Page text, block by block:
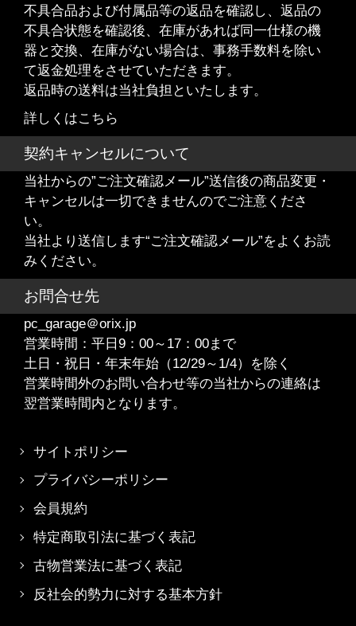
不具合品および付属品等の返品を確認し、返品の
不具合状態を確認後、在庫があれば同一仕様の機
器と交換、在庫がない場合は、事務手数料を除い
て返金処理をさせていただきます。
返品時の送料は当社負担といたします。
詳しくはこちら
契約キャンセルについて
当社からの”ご注文確認メール”送信後の商品変更・
キャンセルは一切できませんのでご注意くださ
い。
当社より送信します“ご注文確認メール”をよくお読
みください。
お問合せ先
pc_garage＠orix.jp
営業時間：平日9：00～17：00まで
土日・祝日・年末年始（12/29～1/4）を除く
営業時間外のお問い合わせ等の当社からの連絡は
翌営業時間内となります。
サイトポリシー
プライバシーポリシー
会員規約
特定商取引法に基づく表記
古物営業法に基づく表記
反社会的勢力に対する基本方針